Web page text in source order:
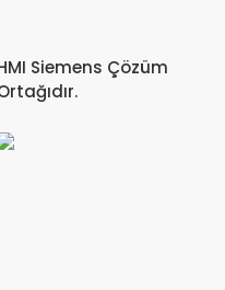
Siemens Çözüm